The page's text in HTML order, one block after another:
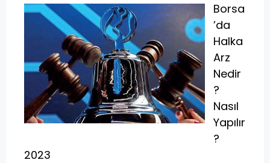
Borsa
’da
Halka
Arz
Nedir
?
Nasıl
Yapılır
?
2023